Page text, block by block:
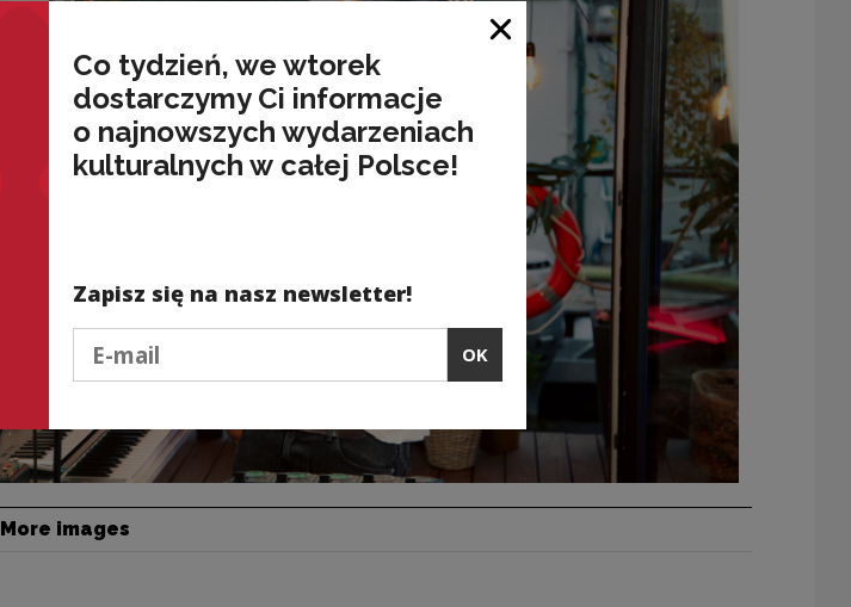
More images
Close window
Co tydzień, we wtorek
dostarczymy Ci informacje
o najnowszych wydarzeniach
kulturalnych w całej Polsce!
Zapisz się na nasz newsletter!
OK